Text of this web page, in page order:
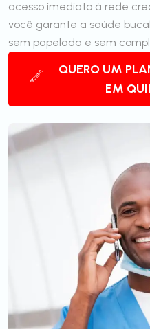
acesso imediato à rede
você garante a saúde
sem papelada e sem
QUERO UM
EM